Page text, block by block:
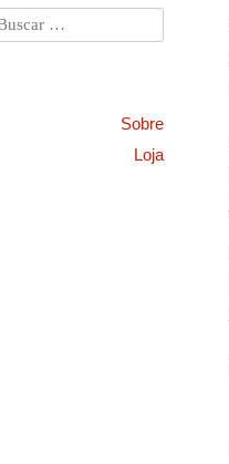
Sobre
Loja